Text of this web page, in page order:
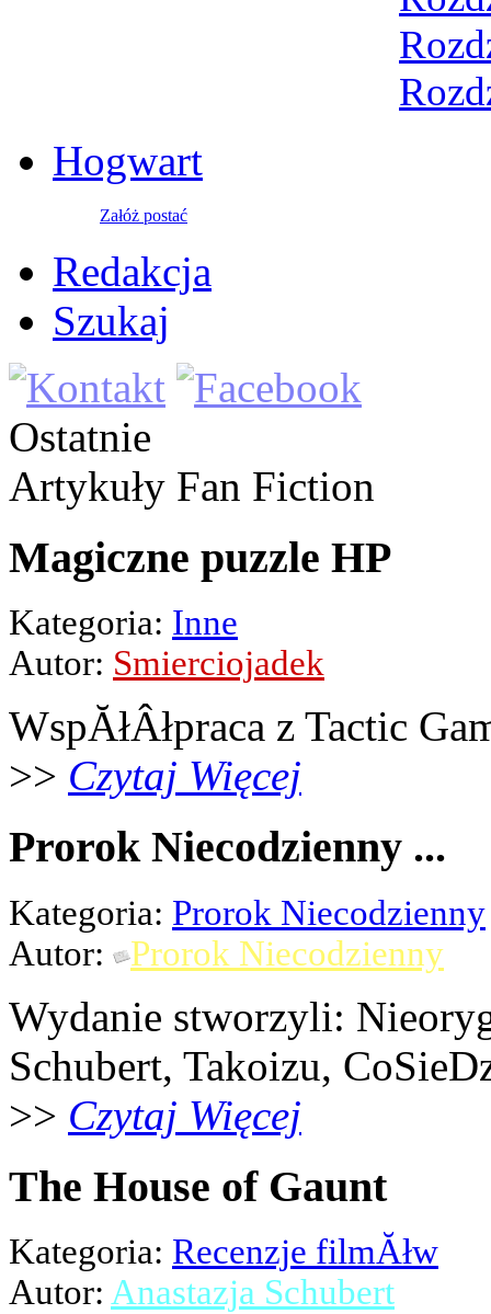
Hogwart
Załóż postać
Redakcja
Szukaj
Ostatnie
Artykuły Fan Fiction
Magiczne puzzle HP
Kategoria: Inne
Autor: Smierciojadek
WspĂłÂłpraca z Tactic
>> Czytaj Więcej
Prorok Niecodzienny ...
Kategoria: Prorok Niecodzienny
Autor:
Prorok Niecodzienny
Wydanie stworzyli:
Schubert, Takoizu,
>> Czytaj Więcej
The House of Gaunt
Kategoria: Recenzje filmĂłw
Autor: Anastazja Schubert